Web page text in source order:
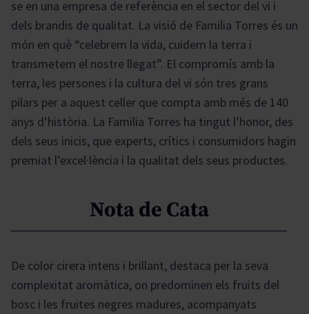
se en una empresa de referència en el sector del vi i
dels brandis de qualitat. La visió de Familia Torres és un
món en què “celebrem la vida, cuidem la terra i
transmetem el nostre llegat”. El compromís amb la
terra, les persones i la cultura del vi són tres grans
pilars per a aquest celler que compta amb més de 140
anys d’història. La Familia Torres ha tingut l’honor, des
dels seus inicis, que experts, crítics i consumidors hagin
premiat l’excel·lència i la qualitat dels seus productes.
Nota de Cata
De color cirera intens i brillant, destaca per la seva
complexitat aromàtica, on predominen els fruits del
bosc i les fruites negres madures, acompanyats